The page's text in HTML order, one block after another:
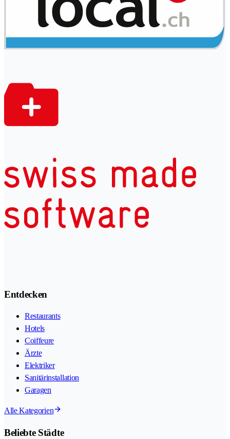
Entdecken
Restaurants
Hotels
Coiffeure
Ärzte
Elektriker
Sanitärinstallation
Garagen
Alle Kategorien
Beliebte Städte